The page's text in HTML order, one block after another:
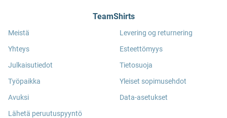
TeamShirts
Meistä
Yhteys
Julkaisutiedot
Työpaikka
Avuksi
Lähetä peruutuspyyntö
Levering og returnering
Esteettömyys
Tietosuoja
Yleiset sopimusehdot
Data-asetukset